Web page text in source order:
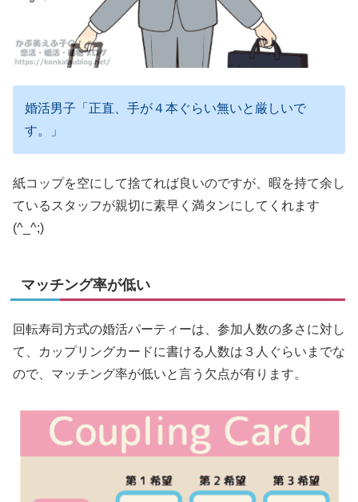
婚活男子「正直、手が４本ぐらい無いと厳しいで
す。」
紙コップを空にして捨てれば良いのですが、暇を持て余し
ているスタッフが親切に素早く満タンにしてくれます
(^_^;)
マッチング率が低い
回転寿司方式の婚活パーティーは、参加人数の多さに対し
て、カップリングカードに書ける人数は３人ぐらいまでな
ので、マッチング率が低いと言う欠点が有ります。